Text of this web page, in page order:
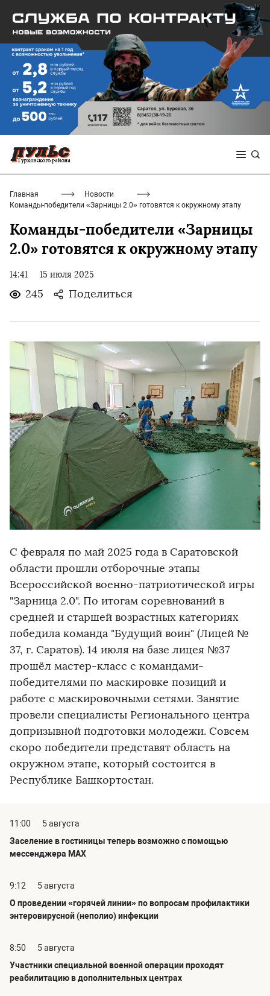
Главная
Новости
Команды-победители «Зарницы 2.0» готовятся к окружному этапу
Команды-победители «Зарницы
2.0» готовятся к окружному этапу
14:41 15 июля 2025
245 Поделиться
С февраля по май 2025 года в Саратовской
области прошли отборочные этапы
Всероссийской военно-патриотической игры
"Зарница 2.0". По итогам соревнований в
средней и старшей возрастных категориях
победила команда "Будущий воин" (Лицей №
37, г. Саратов). 14 июля на базе лицея №37
прошёл мастер-класс с командами-
победителями по маскировке позиций и
работе с маскировочными сетями. Занятие
провели специалисты Регионального центра
допризывной подготовки молодежи. Совсем
скоро победители представят область на
окружном этапе, который состоится в
Республике Башкортостан.
11:00
5 августа
Заселение в гостиницы теперь возможно с помощью
мессенджера MAX
9:12
5 августа
О проведении «горячей линии» по вопросам профилактики
энтеровирусной (неполио) инфекции
8:50
5 августа
Участники специальной военной операции проходят
реабилитацию в дополнительных центрах